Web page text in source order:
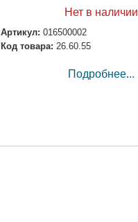
Нет в наличии
Артикул: 016500002
Код товара: 26.60.55
Подробнее...